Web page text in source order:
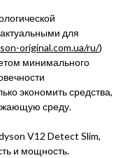
для
original.com.ua/ru/)
минимального
экономить средства,
среду.
V12 Detect Slim,
и мощность.